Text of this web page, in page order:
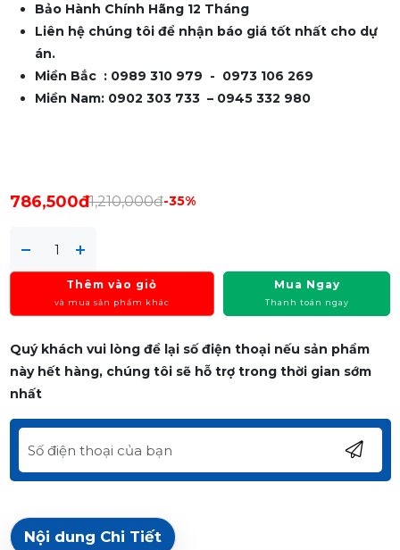
Bảo Hành Chính Hãng 12 Tháng
Liên hệ chúng tôi để nhận báo giá tốt nhất cho dự
án.
Miền Bắc : 0989 310 979 - 0973 106 269
Miền Nam: 0902 303 733 – 0945 332 980
786,500đ1,210,000đ-35%
Thêm vào giỏ
và mua sản phẩm khác
Mua Ngay
Thanh toán ngay
Quý khách vui lòng để lại số điện thoại nếu sản phẩm
này hết hàng, chúng tôi sẽ hỗ trợ trong thời gian sớm
nhất
Nội dung Chi Tiết